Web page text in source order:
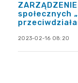
społecznych
2023-02-16 08:20